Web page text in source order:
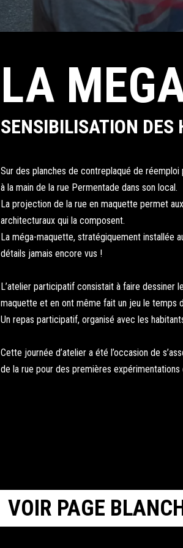
LA
SENSIBILISATION
Sur des planches de contreplaqué de réemploi
à la main de la rue Permentade dans son local.
La projection de la rue en maquette permet
architecturaux qui la composent.
La méga-maquette, stratégiquement installée
détails jamais encore vus !
L’atelier participatif consistait à faire dessiner
maquette et en ont même fait un jeu le temps
Un repas participatif, organisé avec les
Cette journée d’atelier a été l’occasion de
de la rue pour des premières expérimentations
VOIR PAGE BLANCHE